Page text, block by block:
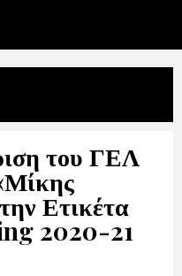
του ΓΕΛ
Ετικέτα
2020-21